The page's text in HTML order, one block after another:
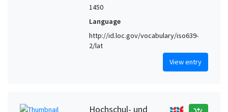
1450
Language
http://id.loc.gov/vocabulary/iso639-
2/lat
View entry
Hochschul- und